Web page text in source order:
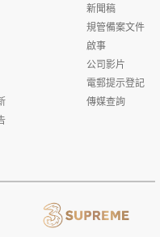
新聞稿
規管備案文件
啟事
公司影片
電郵提示登記
傳媒查詢